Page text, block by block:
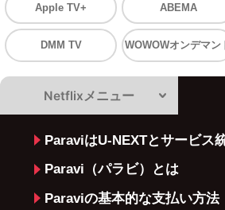
Apple TV+ ABEMA
DMM TV WOWOWオンデマン
Netflixメニュー
ParaviはU-NEXTとサービス
Paravi（パラビ）とは
Paraviの基本的な支払い方法